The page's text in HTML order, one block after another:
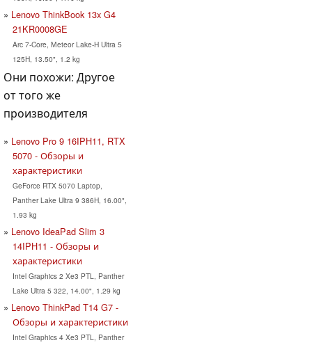
Lenovo ThinkBook 13x G4
21KR0008GE
Arc 7-Core, Meteor Lake-H Ultra 5
125H, 13.50", 1.2 kg
Они похожи: Другое
от того же
производителя
Lenovo Pro 9 16IPH11, RTX
5070 - Обзоры и
характеристики
GeForce RTX 5070 Laptop,
Panther Lake Ultra 9 386H, 16.00",
1.93 kg
Lenovo IdeaPad Slim 3
14IPH11 - Обзоры и
характеристики
Intel Graphics 2 Xe3 PTL, Panther
Lake Ultra 5 322, 14.00", 1.29 kg
Lenovo ThinkPad T14 G7 -
Обзоры и характеристики
Intel Graphics 4 Xe3 PTL, Panther